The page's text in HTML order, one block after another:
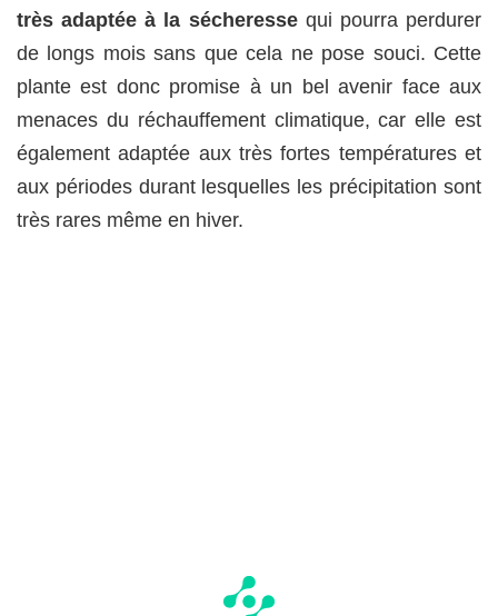
très adaptée à la sécheressequi pourra perdurer
de longs mois sans que cela ne pose souci. Cette
plante est donc promise à un bel avenir face aux
menaces du réchauffement climatique, car elle est
également adaptée aux très fortes températures et
aux périodes durant lesquelles les précipitation sont
très rares même en hiver.